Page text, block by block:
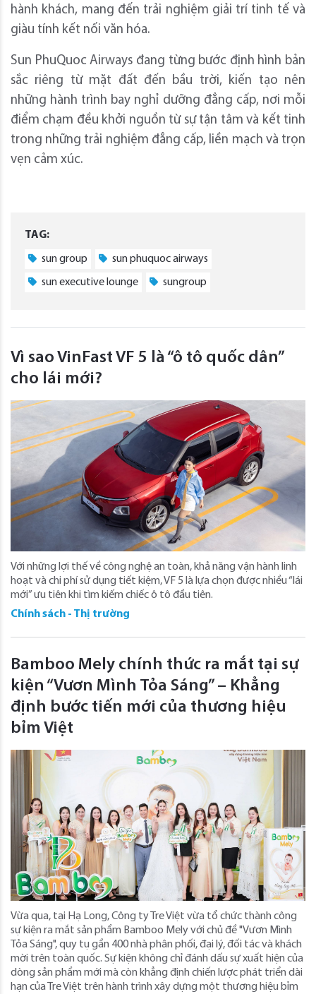
hành khách, mang đến trải nghiệm giải trí tinh tế và
giàu tính kết nối văn hóa.
Sun PhuQuoc Airways đang từng bước định hình bản
sắc riêng từ mặt đất đến bầu trời, kiến tạo nên
những hành trình bay nghỉ dưỡng đẳng cấp, nơi mỗi
điểm chạm đều khởi nguồn từ sự tận tâm và kết tinh
trong những trải nghiệm đẳng cấp, liền mạch và trọn
vẹn cảm xúc.
TAG:
sun group sun phuquoc airways
sun executive lounge sungroup
Vì sao VinFast VF 5 là “ô tô quốc dân”
cho lái mới?
Với những lợi thế về công nghệ an toàn, khả năng vận hành linh
hoạt và chi phí sử dụng tiết kiệm, VF 5 là lựa chọn được nhiều “lái
mới” ưu tiên khi tìm kiếm chiếc ô tô đầu tiên.
Chính sách - Thị trường
Bamboo Mely chính thức ra mắt tại sự
kiện “Vươn Mình Tỏa Sáng” – Khẳng
định bước tiến mới của thương hiệu
bỉm Việt
Vừa qua, tại Hạ Long, Công ty Tre Việt vừa tổ chức thành công
sự kiện ra mắt sản phẩm Bamboo Mely với chủ đề "Vươn Mình
Tỏa Sáng", quy tụ gần 400 nhà phân phối, đại lý, đối tác và khách
mời trên toàn quốc. Sự kiện không chỉ đánh dấu sự xuất hiện của
dòng sản phẩm mới mà còn khẳng định chiến lược phát triển dài
hạn của Tre Việt trên hành trình xây dựng một thương hiệu bỉm